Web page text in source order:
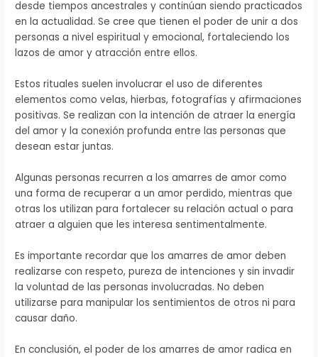
desde tiempos ancestrales y continúan siendo practicados
en la actualidad. Se cree que tienen el poder de unir a dos
personas a nivel espiritual y emocional, fortaleciendo los
lazos de amor y atracción entre ellos.
Estos rituales suelen involucrar el uso de diferentes
elementos como velas, hierbas, fotografías y afirmaciones
positivas. Se realizan con la intención de atraer la energía
del amor y la conexión profunda entre las personas que
desean estar juntas.
Algunas personas recurren a los amarres de amor como
una forma de recuperar a un amor perdido, mientras que
otras los utilizan para fortalecer su relación actual o para
atraer a alguien que les interesa sentimentalmente.
Es importante recordar que los amarres de amor deben
realizarse con respeto, pureza de intenciones y sin invadir
la voluntad de las personas involucradas. No deben
utilizarse para manipular los sentimientos de otros ni para
causar daño.
En conclusión, el poder de los amarres de amor radica en